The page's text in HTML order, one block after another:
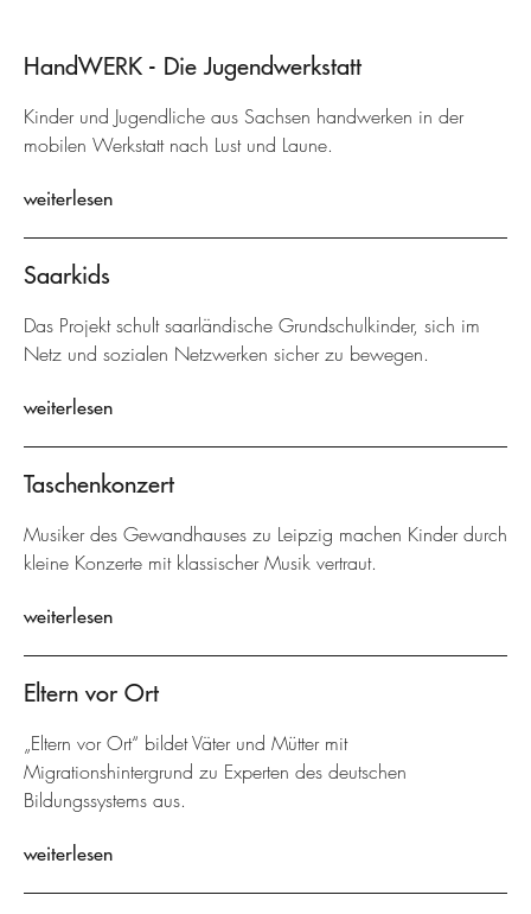
HandWERK - Die Jugendwerkstatt
Kinder und Jugendliche aus Sachsen handwerken in der
mobilen Werkstatt nach Lust und Laune.
weiterlesen
Saarkids
Das Projekt schult saarländische Grundschulkinder, sich im
Netz und sozialen Netzwerken sicher zu bewegen.
weiterlesen
Taschenkonzert
Musiker des Gewandhauses zu Leipzig machen Kinder durch
kleine Konzerte mit klassischer Musik vertraut.
weiterlesen
Eltern vor Ort
„Eltern vor Ort“ bildet Väter und Mütter mit
Migrationshintergrund zu Experten des deutschen
Bildungssystems aus.
weiterlesen